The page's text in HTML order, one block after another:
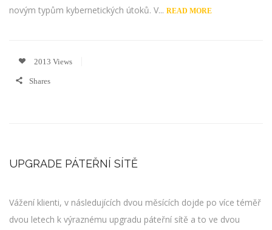
novým typům kybernetických útoků. V... READ MORE
2013 Views
Shares
UPGRADE PÁTEŘNÍ SÍTĚ
Vážení klienti, v následujících dvou měsících dojde po více téměř
dvou letech k výraznému upgradu páteřní sítě a to ve dvou